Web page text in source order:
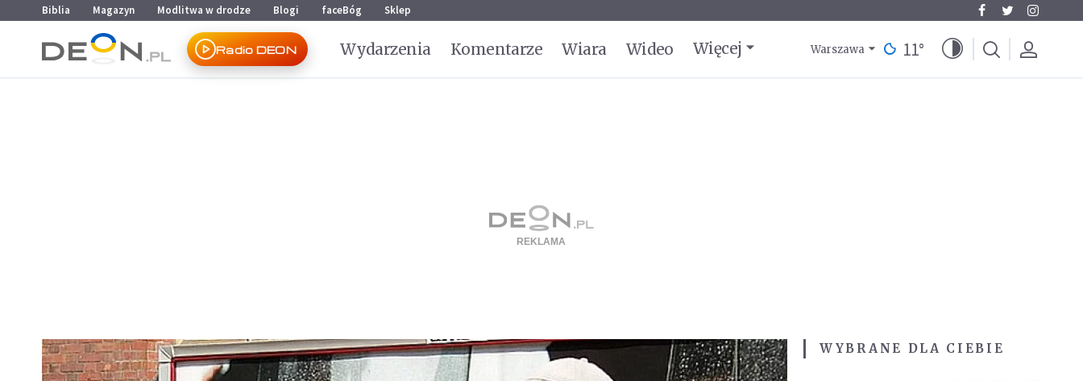
Przejdź do menu głównego
Przejdź do treści
Biblia Magazyn Modlitwa w drodze Blogi faceBóg Sklep
Radio DEON Wydarzenia Komentarze Wiara Wideo Więcej Warszawa 11°
WYBRANE DLA CIEBIE